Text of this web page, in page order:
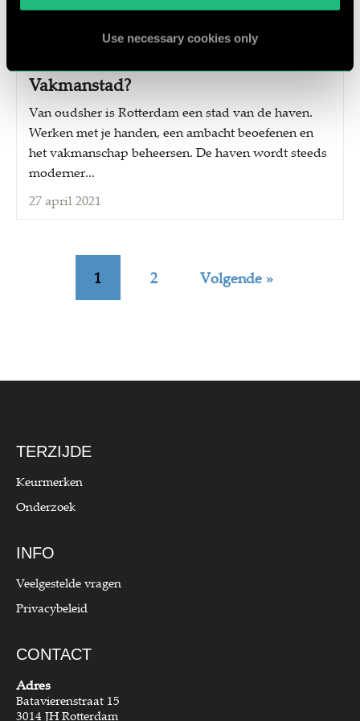
Use necessary cookies only
Vakmanstad?
Van oudsher is Rotterdam een stad van de haven.
Werken met je handen, een ambacht beoefenen en
het vakmanschap beheersen. De haven wordt steeds
moderner...
27 april 2021
1 2 Volgende »
TERZIJDE
Keurmerken
Onderzoek
INFO
Veelgestelde vragen
Privacybeleid
CONTACT
Adres
Batavierenstraat 15
3014 JH Rotterdam